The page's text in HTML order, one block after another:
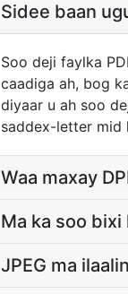
Sidee baan
Soo deji faylka
caadiga ah, bog
diyaar u ah soo
saddex-letter mid
Waa maxay
Ma ka soo bixi
JPEG ma